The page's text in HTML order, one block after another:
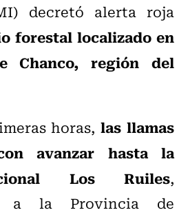
decretó alerta roja
forestal localizado en
Chanco, región del
horas, las llamas
avanzar hasta la
Los Ruiles,
a la Provincia de